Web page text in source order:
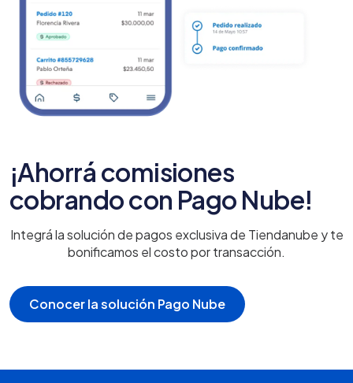
¡Ahorrá comisiones
cobrando con Pago Nube!
Integrá la solución de pagos exclusiva de Tiendanube y te
bonificamos el costo por transacción.
Conocer la solución Pago Nube